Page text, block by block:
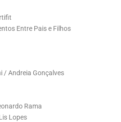
Entre Pais e Filhos
/ Andreia Gonçalves
Rama
Lopes